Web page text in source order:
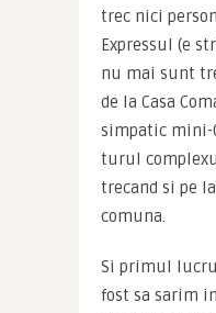
trec nici
Expressul (e
nu mai sunt
de la Casa
simpatic mini-
turul
trecand si pe
comuna.
Si primul
fost sa sarim